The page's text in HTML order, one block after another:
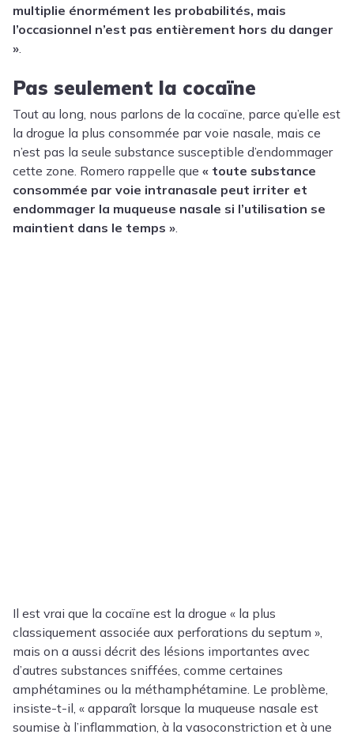
multiplie énormément les probabilités, mais
l’occasionnel n’est pas entièrement hors du danger
».
Pas seulement la cocaïne
Tout au long, nous parlons de la cocaïne, parce qu’elle est
la drogue la plus consommée par voie nasale, mais ce
n’est pas la seule substance susceptible d’endommager
cette zone. Romero rappelle que « toute substance
consommée par voie intranasale peut irriter et
endommager la muqueuse nasale si l’utilisation se
maintient dans le temps ».
Il est vrai que la cocaïne est la drogue « la plus
classiquement associée aux perforations du septum »,
mais on a aussi décrit des lésions importantes avec
d’autres substances sniffées, comme certaines
amphétamines ou la méthamphétamine. Le problème,
insiste-t-il, « apparaît lorsque la muqueuse nasale est
soumise à l’inflammation, à la vasoconstriction et à une